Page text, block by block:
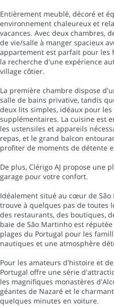
Entièrement meublé, décoré et
environnement chaleureux et
vacances. Avec deux chambres,
de vie/salle à manger spacieux
appartement est parfait pour les
la recherche d'une expérience
village côtier.
La première chambre dispose
salle de bains privative, tandis
deux lits simples, idéaux pour
supplémentaires. La cuisine est
les ustensiles et appareils
repas, et le grand balcon
profiter de moments de détente
De plus, Clérigo AJ propose une
garage pour votre confort.
Idéalement situé au cœur de
trouve à quelques pas de toutes
des restaurants, des boutiques,
baie de São Martinho est
plages du Portugal pour les
nautiques et une atmosphère
Pour les amateurs d'histoire et
Portugal offre une série
les magnifiques monastères
géantes de Nazaré et le
quelques minutes en voiture.